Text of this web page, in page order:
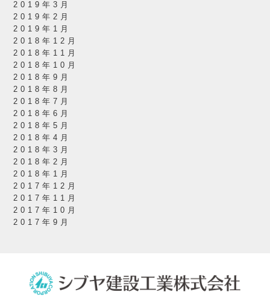
2019年3月
2019年2月
2019年1月
2018年12月
2018年11月
2018年10月
2018年9月
2018年8月
2018年7月
2018年6月
2018年5月
2018年4月
2018年3月
2018年2月
2018年1月
2017年12月
2017年11月
2017年10月
2017年9月